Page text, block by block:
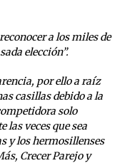
a los miles de
elección”.
por ello a raíz
casillas debido a la
solo
las veces que sea
y los hermosillenses
Crecer Parejo y